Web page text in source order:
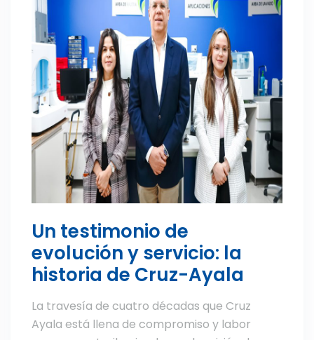
Un testimonio de
evolución y servicio: la
historia de Cruz-Ayala
La travesía de cuatro décadas que Cruz
Ayala está llena de compromiso y labor